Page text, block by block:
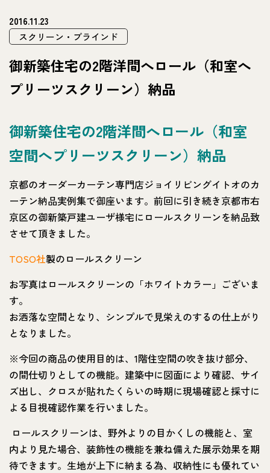
2016.11.23
スクリーン・ブラインド
御新築住宅の2階洋間へロール（和室へ
プリーツスクリーン）納品
御新築住宅の2階洋間へロール（和室
空間へプリーツスクリーン）納品
京都のオーダーカーテン専門店ジョイリビングイトオのカ
ーテン納品実例集で御座います。前回に引き続き京都市右
京区の御新築戸建ユーザ様宅にロールスクリーンを納品致
させて頂きました。
TOSO社製のロールスクリーン
お写真はロールスクリーンの「ホワイトカラー」ございま
す。
お洒落な空間となり、シンプルで見栄えのするの仕上がり
となりました。
※今回の商品の使用目的は、1階住空間の吹き抜け部分、
の間仕切りとしての機能。建築中に図面により確認、サイ
ズ出し、クロスが貼れたくらいの時期に現場確認と採寸に
よる目視確認作業を行いました。
ロールスクリーンは、野外よりの目かくしの機能と、室
内より見た場合、装飾性の機能を兼ね備えた展示効果を期
待できます。生地が上下に納まる為、収納性にも優れてい